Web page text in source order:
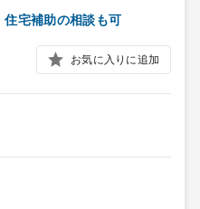
宅補助の相談も可
お気に入りに追加